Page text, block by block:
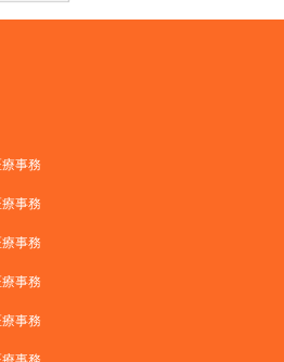
療事務
療事務
療事務
療事務
療事務